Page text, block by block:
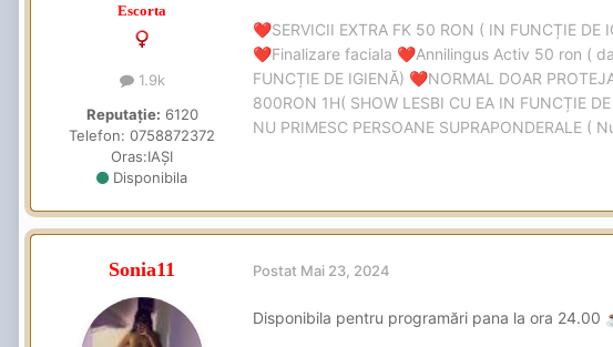
Escorta
1.9k
Reputație: 6120
Telefon: 0758872372
Oras:IAȘI
Disponibila
❤️SERVICII EXTRA FK 50 RON ( IN FUNCȚIE DE
❤️Finalizare faciala ❤️Annilingus Activ 50 ron (
FUNCȚIE DE IGIENĂ) ❤️NORMAL DOAR
800RON 1H( SHOW LESBI CU EA IN FUNCȚIE
NU PRIMESC PERSOANE SUPRAPONDERALE (
Sonia11 Postat Mai 23, 2024
Disponibila pentru programări pana la ora 24.00